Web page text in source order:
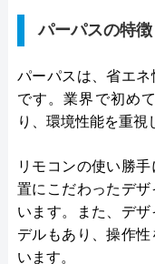
パーパスの特
パーパスは、省エ
です。業界で初め
り、環境性能を重視
リモコンの使い勝
置にこだわったデ
います。また、デ
デルもあり、操作
います。